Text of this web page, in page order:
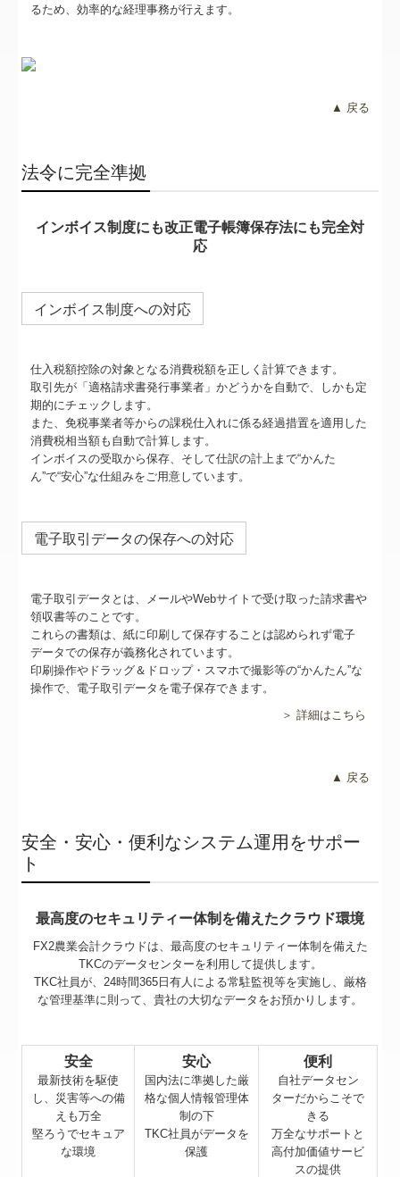
るため、効率的な経理事務が行えます。
▲ 戻る
法令に完全準拠
インボイス制度にも改正電子帳簿保存法にも完全対
応
インボイス制度への対応
仕入税額控除の対象となる消費税額を正しく計算できます。
取引先が「適格請求書発行事業者」かどうかを自動で、しかも定
期的にチェックします。
また、免税事業者等からの課税仕入れに係る経過措置を適用した
消費税相当額も自動で計算します。
インボイスの受取から保存、そして仕訳の計上まで“かんた
ん”で“安心”な仕組みをご用意しています。
電子取引データの保存への対応
電子取引データとは、メールやWebサイトで受け取った請求書や
領収書等のことです。
これらの書類は、紙に印刷して保存することは認められず電子
データでの保存が義務化されています。
印刷操作やドラッグ＆ドロップ・スマホで撮影等の“かんたん”な
操作で、電子取引データを電子保存できます。
＞ 詳細はこちら
▲ 戻る
安全・安心・便利なシステム運用をサポー
ト
最高度のセキュリティー体制を備えたクラウド環境
FX2農業会計クラウドは、最高度のセキュリティー体制を備えた
TKCのデータセンターを利用して提供します。
TKC社員が、24時間365日有人による常駐監視等を実施し、厳格
な管理基準に則って、貴社の大切なデータをお預かりします。
安全
最新技術を駆使
し、災害等への備
えも万全
堅ろうでセキュア
な環境
安心
国内法に準拠した厳
格な個人情報管理体
制の下
TKC社員がデータを
保護
便利
自社データセン
ターだからこそで
きる
万全なサポートと
高付加価値サービ
スの提供